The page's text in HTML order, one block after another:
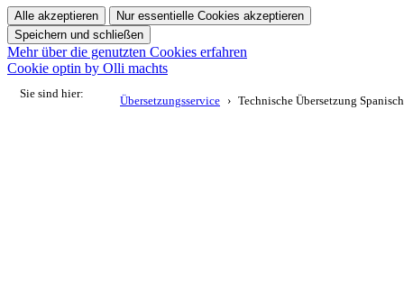
Sie sind hier:
Übersetzungsservice Technische Übersetzung Spanisch
Alle akzeptieren
Nur essentielle Cookies akzeptieren
Speichern und schließen
Mehr über die genutzten Cookies erfahren
Cookie optin by Olli machts